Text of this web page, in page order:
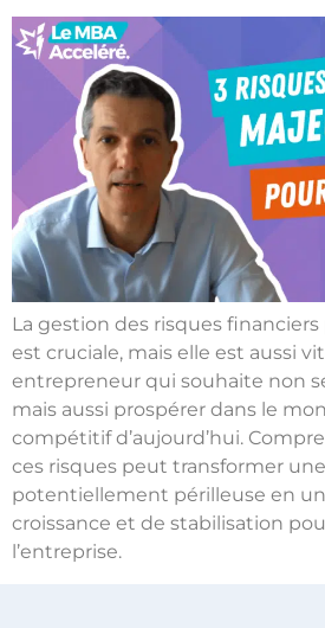
La gestion des risques
est cruciale, mais elle est aussi
entrepreneur qui souhaite non
mais aussi prospérer dans le
compétitif d’aujourd’hui.
ces risques peut transformer
potentiellement périlleuse en
croissance et de stabilisation
l’entreprise.